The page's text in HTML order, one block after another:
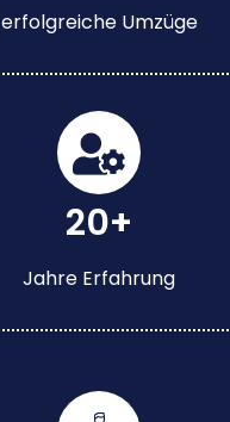
erfolgreiche Umzüge
20+
Jahre Erfahrung